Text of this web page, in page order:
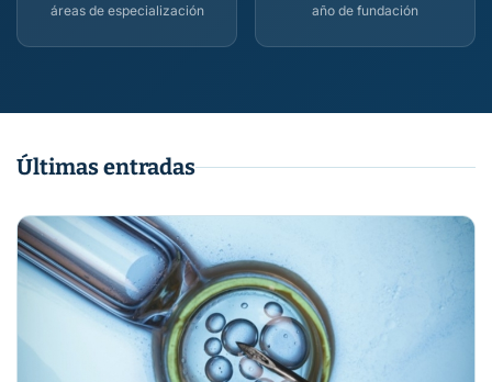
áreas de especialización año de fundación
Últimas entradas